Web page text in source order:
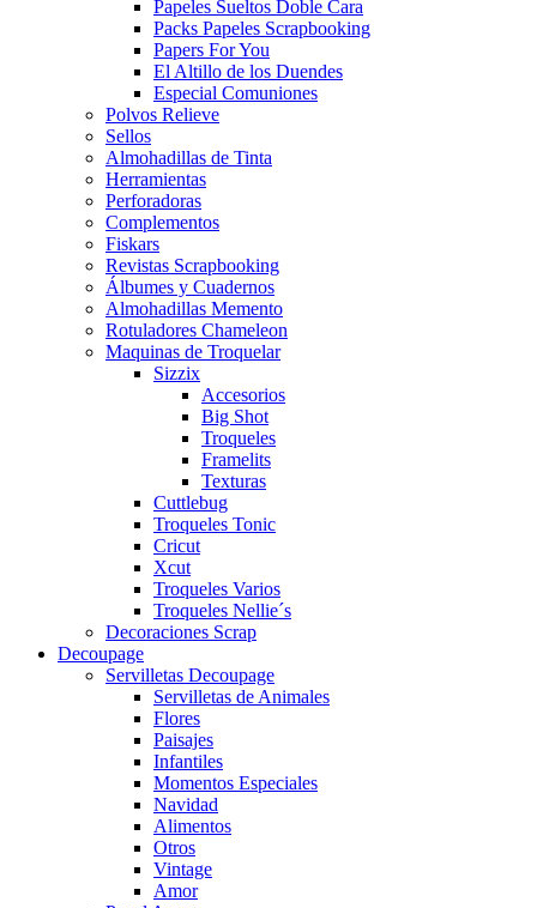
Papeles Sueltos Doble Cara
Packs Papeles Scrapbooking
Papers For You
El Altillo de los Duendes
Especial Comuniones
Polvos Relieve
Sellos
Almohadillas de Tinta
Herramientas
Perforadoras
Complementos
Fiskars
Revistas Scrapbooking
Álbumes y Cuadernos
Almohadillas Memento
Rotuladores Chameleon
Maquinas de Troquelar
Sizzix
Accesorios
Big Shot
Troqueles
Framelits
Texturas
Cuttlebug
Troqueles Tonic
Cricut
Xcut
Troqueles Varios
Troqueles Nellie´s
Decoraciones Scrap
Decoupage
Servilletas Decoupage
Servilletas de Animales
Flores
Paisajes
Infantiles
Momentos Especiales
Navidad
Alimentos
Otros
Vintage
Amor